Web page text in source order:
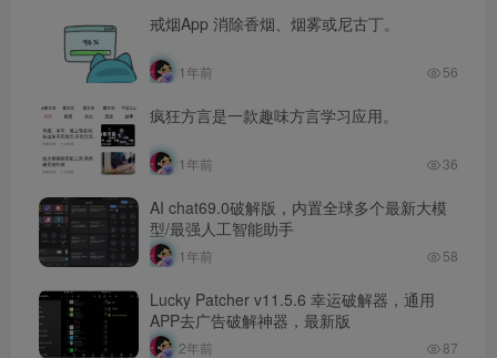
戒烟App 消除香烟、烟雾或尼古丁。
1年前 56
疯狂方言是一款趣味方言学习应用。
1年前 36
AI chat69.0破解版，内置全球多个最新大模
型/最强人工智能助手
1年前 58
Lucky Patcher v11.5.6 幸运破解器，通用
APP去广告破解神器，最新版
2年前 87